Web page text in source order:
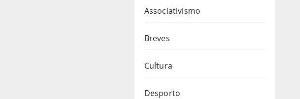
Associativismo
Breves
Cultura
Desporto